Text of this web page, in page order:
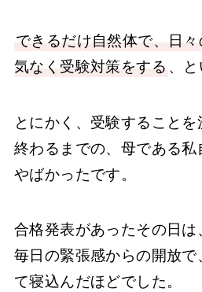
できるだけ自然体で、日
気なく受験対策をする 、
とにかく、受験すること
終わるまでの、母である私
やばかったです。
合格発表があったその日は
毎日の緊張感からの開放
て寝込んだほどでした。